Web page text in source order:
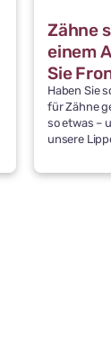
Zähne
einem
Sie
Haben Sie
für Zähne
so etwas –
unsere